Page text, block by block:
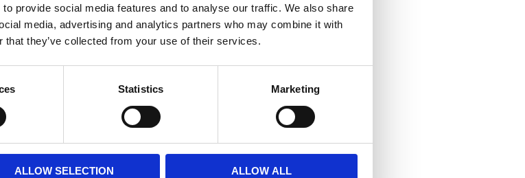
provide social media features and to analyse our traffic. We also share
media, advertising and analytics partners who may combine it with
they’ve collected from your use of their services.
Statistics Marketing
ALLOW SELECTION ALLOW ALL